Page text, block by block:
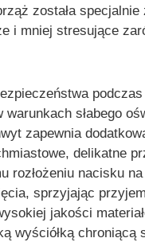
została
i mniej stresujące
słabego
zapewnia
delikatne
rozłożeniu nacisku
sprzyjając
jakości
wyściółką chroniącą